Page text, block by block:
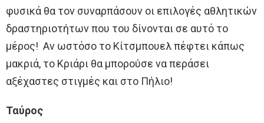
φυσικά θα τον συναρπάσουν οι επιλογές αθλητικών
δραστηριοτήτων που του δίνονται σε αυτό το
μέρος! Αν ωστόσο το Κίτσμπουελ πέφτει κάπως
μακριά, το Κριάρι θα μπορούσε να περάσει
αξέχαστες στιγμές και στο Πήλιο!
Ταύρος